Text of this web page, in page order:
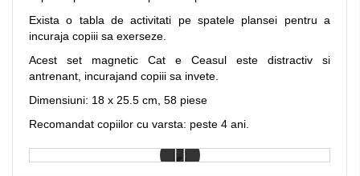
Exista o tabla de activitati pe spatele plansei pentru a
incuraja copiii sa exerseze.
Acest set magnetic Cat e Ceasul este distractiv si
antrenant, incurajand copiii sa invete.
Dimensiuni: 18 x 25.5 cm, 58 piese
Recomandat copiilor cu varsta: peste 4 ani.